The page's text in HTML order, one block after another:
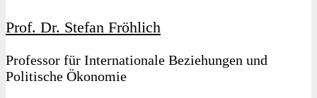
Prof. Dr. Stefan Fröhlich
Professor für Internationale Beziehungen und
Politische Ökonomie